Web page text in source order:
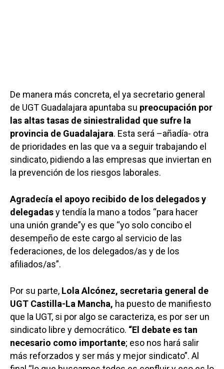
De manera más concreta, el ya secretario general
de UGT Guadalajara apuntaba su preocupación por
las altas tasas de siniestralidad que sufre la
provincia de Guadalajara. Esta será –añadía- otra
de prioridades en las que va a seguir trabajando el
sindicato, pidiendo a las empresas que inviertan en
la prevención de los riesgos laborales.
Agradecía el apoyo recibido de los delegados y
delegadasy tendía la mano a todos “para hacer
una unión grande”y es que “yo solo concibo el
desempeño de este cargo al servicio de las
federaciones, de los delegados/as y de los
afiliados/as”.
Por su parte, Lola Alcónez, secretaria general de
UGT Castilla-La Mancha, ha puesto de manifiesto
que la UGT, si por algo se caracteriza, es por ser un
sindicato libre y democrático. “El debate es tan
necesario como importante; eso nos hará salir
más reforzados y ser más y mejor sindicato”. Al